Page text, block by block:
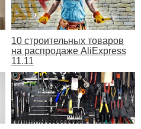
10 строительных товаров
на распродаже AliExpress
11.11